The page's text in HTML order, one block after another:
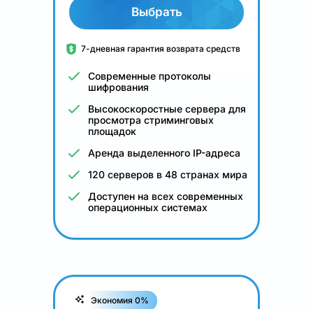
Выбрать
7-дневная гарантия возврата средств
Современные протоколы
шифрования
Высокоскоростные сервера для
просмотра стриминговых
площадок
Аренда выделенного IP-адреса
120 серверов в 48 странах мира
Доступен на всех современных
операционных системах
Экономия 0%